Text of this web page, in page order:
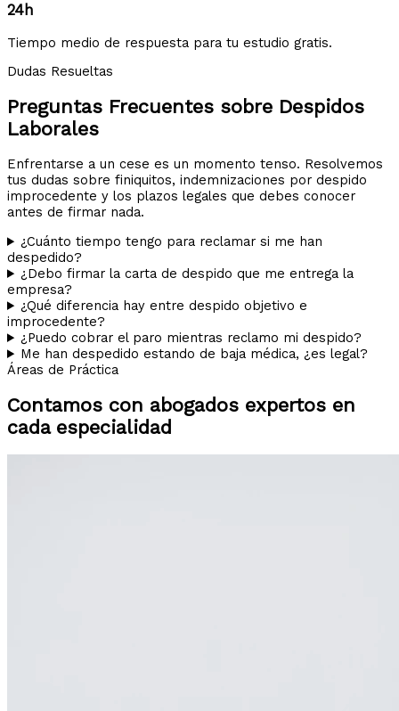
24h
Tiempo medio de respuesta para tu estudio gratis.
Dudas Resueltas
Preguntas Frecuentes sobre Despidos
Laborales
Enfrentarse a un cese es un momento tenso. Resolvemos
tus dudas sobre finiquitos, indemnizaciones por despido
improcedente y los plazos legales que debes conocer
antes de firmar nada.
¿Cuánto tiempo tengo para reclamar si me han
despedido?
¿Debo firmar la carta de despido que me entrega la
empresa?
¿Qué diferencia hay entre despido objetivo e
improcedente?
¿Puedo cobrar el paro mientras reclamo mi despido?
Me han despedido estando de baja médica, ¿es legal?
Áreas de Práctica
Contamos con abogados expertos en
cada especialidad